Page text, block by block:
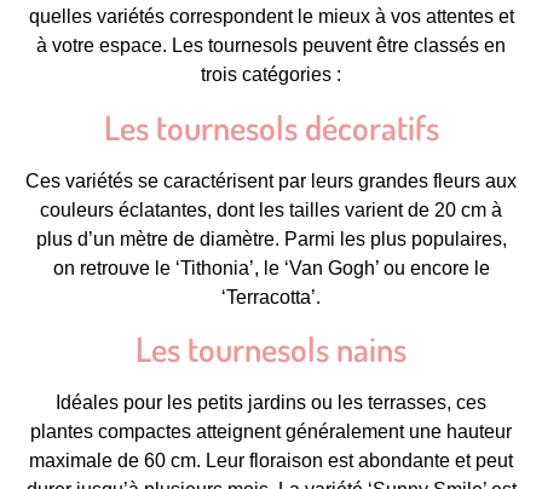
quelles variétés correspondent le mieux à vos attentes et
à votre espace. Les tournesols peuvent être classés en
trois catégories :
Les tournesols décoratifs
Ces variétés se caractérisent par leurs grandes fleurs aux
couleurs éclatantes, dont les tailles varient de 20 cm à
plus d’un mètre de diamètre. Parmi les plus populaires,
on retrouve le ‘Tithonia’, le ‘Van Gogh’ ou encore le
‘Terracotta’.
Les tournesols nains
Idéales pour les petits jardins ou les terrasses, ces
plantes compactes atteignent généralement une hauteur
maximale de 60 cm. Leur floraison est abondante et peut